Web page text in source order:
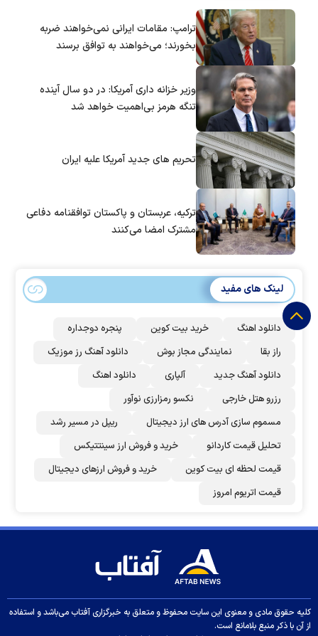
ترامپ: مقامات ایرانی نمی‌خواهند ضربه
بخورند؛ می‌خواهند به توافق برسند
وزیر خزانه داری آمریکا: در دو سال آینده
تنگه هرمز بی‌اهمیت خواهد شد
تحریم های جدید آمریکا علیه ایران
ترکیه، عربستان و پاکستان توافقنامه دفاعی
مشترک امضا می‌کنند
لینک های مفید
دانلود اهنگ خرید بیت کوین
پنجره دوجداره
راز بقا
نمایندگی مجاز بوش
دانلود آهنگ رز‌ موزیک
دانلود آهنگ جدید
آلپاری
دانلود اهنگ
رزرو هتل خارجی
نکسو رمزارزی نوآور
مسموم سازی آدرس های ارز دیجیتال
ریپل در مسیر رشد
تحلیل قیمت کاردانو
خرید و فروش ارز سینتتیکس
قیمت لحظه ای بیت کوین
خرید و فروش ارزهای دیجیتال
قیمت اتریوم امروز
کلیه حقوق مادی و معنوی این سایت محفوظ و متعلق به خبرگزاری آفتاب می‌باشد و استفاده
از آن با ذکر منبع بلامانع است.